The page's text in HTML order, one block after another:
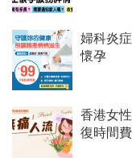
婦科炎
懷孕
香港女
復時間